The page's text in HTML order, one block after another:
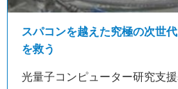
スパコンを越えた究極の次世
を救う
光量子コンピューター研究支